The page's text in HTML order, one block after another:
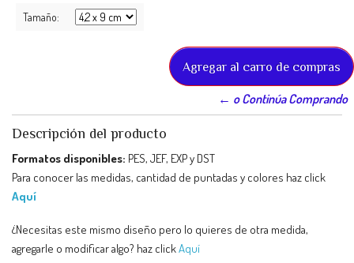
Tamaño:
← o Continúa Comprando
Descripción del producto
Formatos disponibles: PES, JEF, EXP y DST
Para conocer las medidas, cantidad de puntadas y colores haz click
Aquí
¿Necesitas este mismo diseño pero lo quieres de otra medida,
agregarle o modificar algo? haz clickAquí